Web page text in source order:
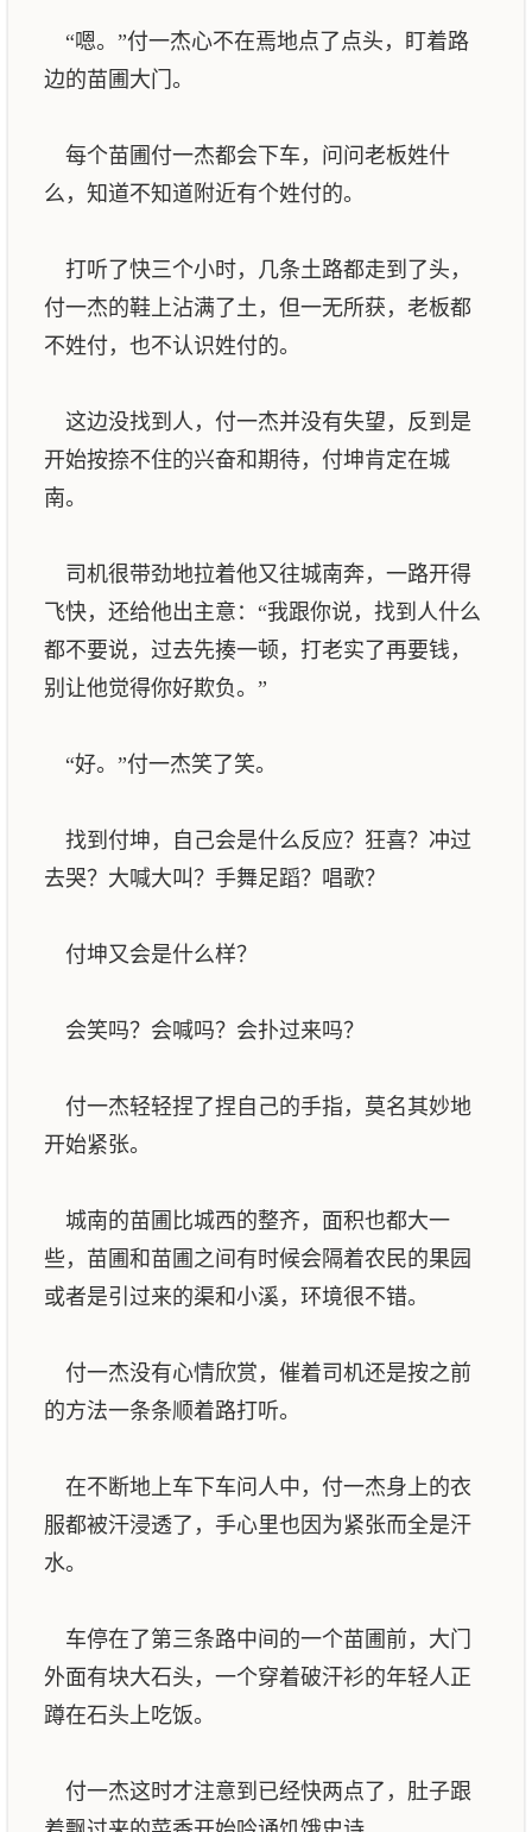
“嗯。”付一杰心不在焉地点了点头，盯着路
边的苗圃大门。
每个苗圃付一杰都会下车，问问老板姓什
么，知道不知道附近有个姓付的。
打听了快三个小时，几条土路都走到了头，
付一杰的鞋上沾满了土，但一无所获，老板都
不姓付，也不认识姓付的。
这边没找到人，付一杰并没有失望，反到是
开始按捺不住的兴奋和期待，付坤肯定在城
南。
司机很带劲地拉着他又往城南奔，一路开得
飞快，还给他出主意：“我跟你说，找到人什么
都不要说，过去先揍一顿，打老实了再要钱，
别让他觉得你好欺负。”
“好。”付一杰笑了笑。
找到付坤，自己会是什么反应？狂喜？冲过
去哭？大喊大叫？手舞足蹈？唱歌？
付坤又会是什么样？
会笑吗？会喊吗？会扑过来吗？
付一杰轻轻捏了捏自己的手指，莫名其妙地
开始紧张。
城南的苗圃比城西的整齐，面积也都大一
些，苗圃和苗圃之间有时候会隔着农民的果园
或者是引过来的渠和小溪，环境很不错。
付一杰没有心情欣赏，催着司机还是按之前
的方法一条条顺着路打听。
在不断地上车下车问人中，付一杰身上的衣
服都被汗浸透了，手心里也因为紧张而全是汗
水。
车停在了第三条路中间的一个苗圃前，大门
外面有块大石头，一个穿着破汗衫的年轻人正
蹲在石头上吃饭。
付一杰这时才注意到已经快两点了，肚子跟